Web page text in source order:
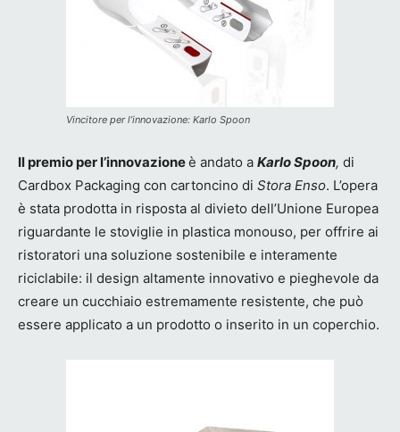
Vincitore per l’innovazione: Karlo Spoon
Il premio per l’innovazioneè andato a Karlo Spoon, di
Cardbox Packaging con cartoncino di Stora Enso. L’opera
è stata prodotta in risposta al divieto dell’Unione Europea
riguardante le stoviglie in plastica monouso, per offrire ai
ristoratori una soluzione sostenibile e interamente
riciclabile: il design altamente innovativo e pieghevole da
creare un cucchiaio estremamente resistente, che può
essere applicato a un prodotto o inserito in un coperchio.